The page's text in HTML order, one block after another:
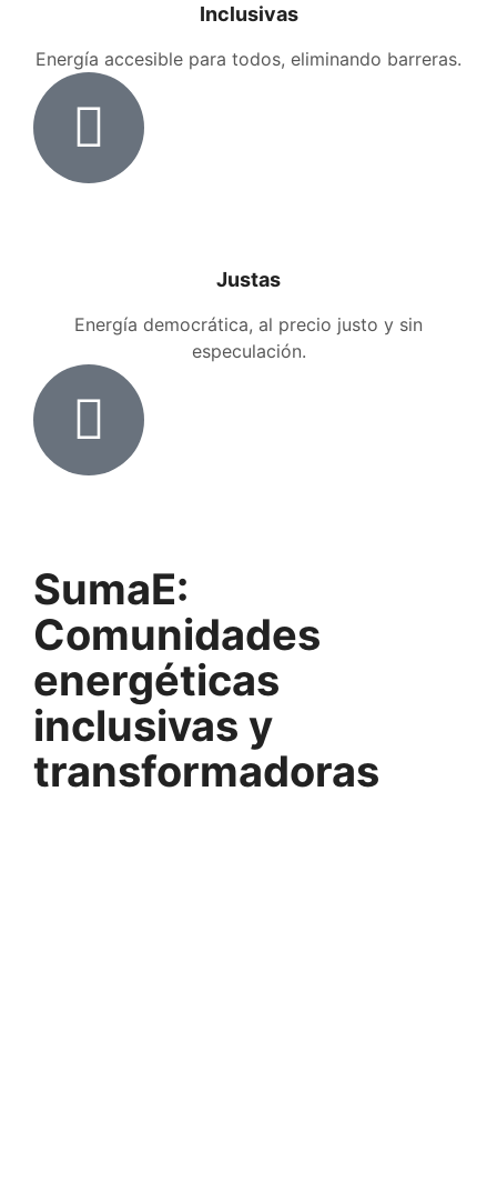
Justas
Energía democrática, al precio justo y sin
especulación.
Inclusivas
Energía accesible para todos, eliminando barreras.
SumaE:
Comunidades
energéticas
inclusivas y
transformadoras